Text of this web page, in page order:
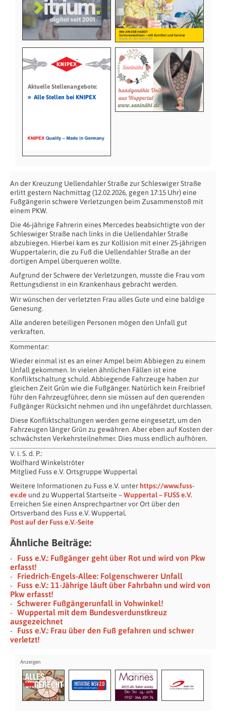
Aktuelle Stellenangebote:
» Alle Stellen bei KNIPEX
An der Kreuzung Uellendahler Straße zur Schleswiger Straße
erlitt gestern Nachmittag (12.02.2026, gegen 17:15 Uhr) eine
Fußgängerin schwere Verletzungen beim Zusammenstoß mit
einem PKW.
Die 46-jährige Fahrerin eines Mercedes beabsichtigte von der
Schleswiger Straße nach links in die Uellendahler Straße
abzubiegen. Hierbei kam es zur Kollision mit einer 25-jährigen
Wuppertalerin, die zu Fuß die Uellendahler Straße an der
dortigen Ampel überqueren wollte.
Aufgrund der Schwere der Verletzungen, musste die Frau vom
Rettungsdienst in ein Krankenhaus gebracht werden.
Wir wünschen der verletzten Frau alles Gute und eine baldige
Genesung.
Alle anderen beteiligen Personen mögen den Unfall gut
verkraften.
Kommentar:
Wieder einmal ist es an einer Ampel beim Abbiegen zu einem
Unfall gekommen. In vielen ähnlichen Fällen ist eine
Konfliktschaltung schuld. Abbiegende Fahrzeuge haben zur
gleichen Zeit Grün wie die Fußgänger. Natürlich kein Freibrief
führ den Fahrzeugführer, denn sie müssen auf den querenden
Fußgänger Rücksicht nehmen und ihn ungefährdet durchlassen.
Diese Konfliktschaltungen werden gerne eingesetzt, um den
Fahrzeugen länger Grün zu gewähren. Aber eben auf Kosten der
schwächsten Verkehrsteilnehmer. Dies muss endlich aufhören.
V. i. S. d. P.:
Wolfhard Winkelströter
Mitglied Fuss e.V. Ortsgruppe Wuppertal
Weitere Informationen zu Fuss e.V. unter https://www.fuss-
ev.de und zu Wuppertal Startseite –Wuppertal – FUSS e.V.
Erreichen Sie einen Ansprechpartner vor Ort über den
Ortsverband des Fuss e.V. Wuppertal.
Post auf der Fuss e.V.-Seite
Ähnliche Beiträge:
Fuss e.V.: Fußgänger geht über Rot und wird von Pkw
erfasst!
Friedrich-Engels-Allee: Folgenschwerer Unfall
Fuss e.V.: 11-Jährige läuft über Fahrbahn und wird von
Pkw erfasst!
Schwerer Fußgängerunfall in Vohwinkel!
Wuppertal mit dem Bundesverdunstkreuz
ausgezeichnet
Fuss e.V.: Frau über den Fuß gefahren und schwer
verletzt!